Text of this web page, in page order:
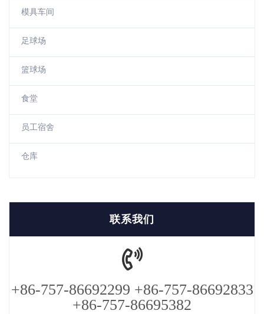
模具车间
足球场
篮球场
食堂
员工宿舍
仓库
联系我们
+86-757-86692299 +86-757-86692833
+86-757-86695382